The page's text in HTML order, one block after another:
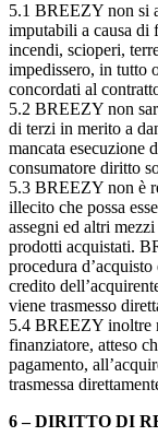
5.1 BREEZY non si
imputabili a causa di
incendi, scioperi,
impedissero, in tutto
concordati al
5.2 BREEZY non
di terzi in merito a
mancata esecuzione
consumatore diritto
5.3 BREEZY non è
illecito che possa
assegni ed altri
prodotti acquistati.
procedura
credito
viene trasmesso
5.4 BREEZY inoltre
finanziatore, atteso
pagamento,
trasmessa
6 – DIRITTO DI